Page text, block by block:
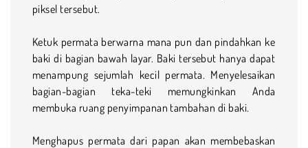
piksel tersebut.
Ketuk permata berwarna mana pun dan pindahkan ke
baki di bagian bawah layar. Baki tersebut hanya dapat
menampung sejumlah kecil permata. Menyelesaikan
bagian-bagian teka-teki memungkinkan Anda
membuka ruang penyimpanan tambahan di baki.
Menghapus permata dari papan akan membebaskan